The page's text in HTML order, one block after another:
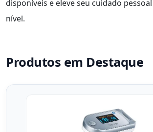
disponíveis e eleve seu cuidado
nível.
Produtos em Destaque